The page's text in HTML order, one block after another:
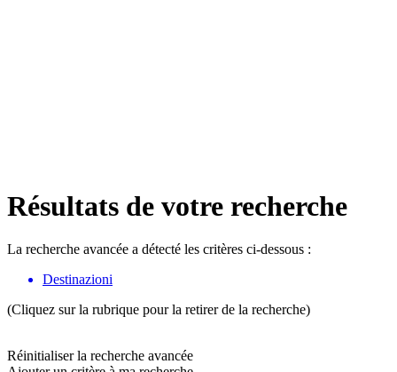
Résultats de votre recherche
La recherche avancée a détecté les critères ci-dessous :
Destinazioni
(Cliquez sur la rubrique pour la retirer de la recherche)
Réinitialiser la recherche avancée